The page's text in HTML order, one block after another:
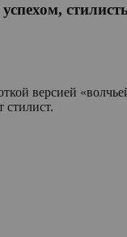
версией
стилист.